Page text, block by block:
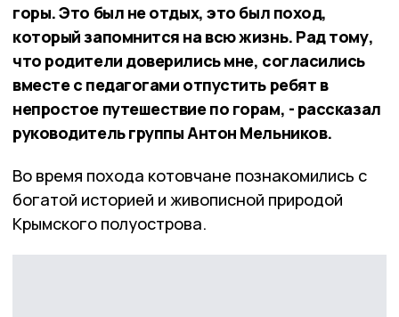
горы. Это был не отдых, это был поход,
который запомнится на всю жизнь. Рад тому,
что родители доверились мне, согласились
вместе с педагогами отпустить ребят в
непростое путешествие по горам, - рассказал
руководитель группы Антон Мельников.
Во время похода котовчане познакомились с
богатой историей и живописной природой
Крымского полуострова.